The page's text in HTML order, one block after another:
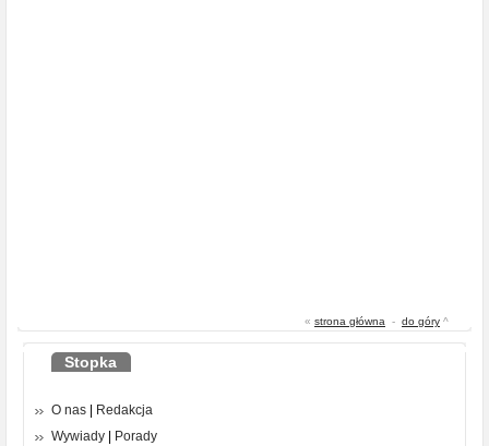
« strona główna - do góry ^
Stopka
O nas
Redakcja
Wywiady
Porady